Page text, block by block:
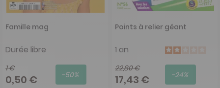
Famille mag
Durée libre
1 €
0,50 € -50%
Points à relier géant
1 an
22,80 €
17,43 € -24%